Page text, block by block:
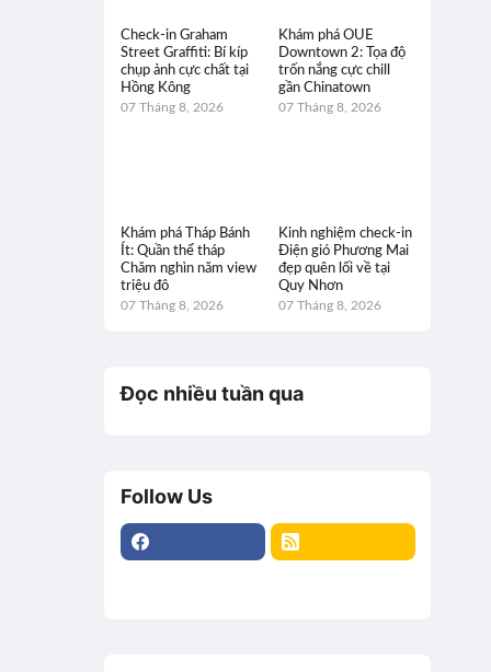
Check-in Graham
Street Graffiti: Bí kíp
chụp ảnh cực chất tại
Hồng Kông
07 Tháng 8, 2026
Khám phá OUE
Downtown 2: Tọa độ
trốn nắng cực chill
gần Chinatown
07 Tháng 8, 2026
Khám phá Tháp Bánh
Ít: Quần thể tháp
Chăm nghìn năm view
triệu đô
07 Tháng 8, 2026
Kinh nghiệm check-in
Điện gió Phương Mai
đẹp quên lối về tại
Quy Nhơn
07 Tháng 8, 2026
Đọc nhiều tuần qua
Follow Us